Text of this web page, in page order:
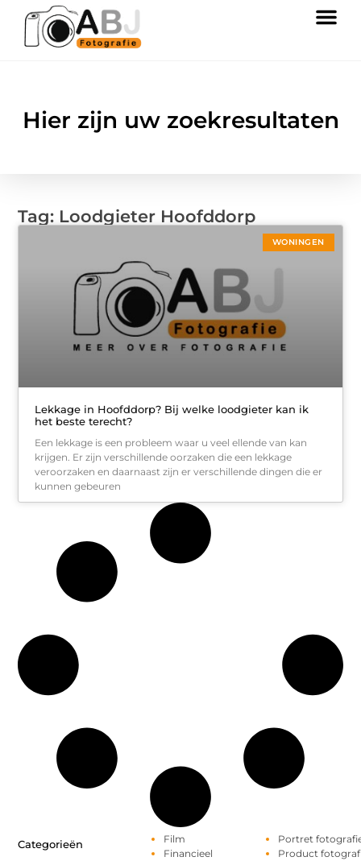
Hier zijn uw zoekresultaten
Tag: Loodgieter Hoofddorp
WONINGEN
Lekkage in Hoofddorp? Bij welke loodgieter kan ik
het beste terecht?
Een lekkage is een probleem waar u veel ellende van kan
krijgen. Er zijn verschillende oorzaken die een lekkage
veroorzaken en daarnaast zijn er verschillende dingen die er
kunnen gebeuren
Categorieën
Film
Financieel
Portret
Product